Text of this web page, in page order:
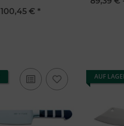
100,45 € *
AUF